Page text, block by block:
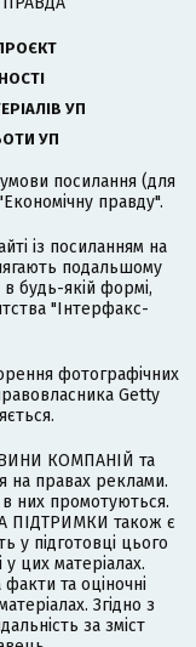
УП
УП
посилання (для
правду".
із посиланням на
подальшому
будь-якій формі,
"Інтерфакс-
фотографічних
Getty
КОМПАНІЙ та
на правах реклами.
в них промотуються.
ПІДТРИМКИ також є
у підготовці цього
у цих матеріалах.
та оціночні
Згідно з
за зміст